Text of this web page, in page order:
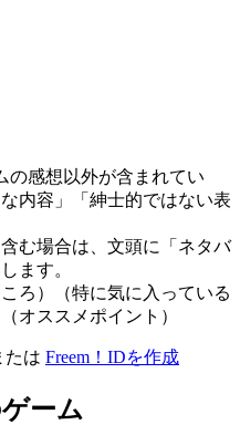
の感想以外が含まれてい
内容」「紳士的ではない表
む場合は、文頭に「ネタバ
ます。
ろ）（特に気に入っている
オススメポイント）
たは Freem！IDを作成
ーム